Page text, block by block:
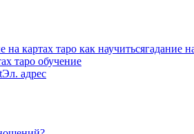
на картах таро как научитьсягадание
таро обучение
Эл. адрес